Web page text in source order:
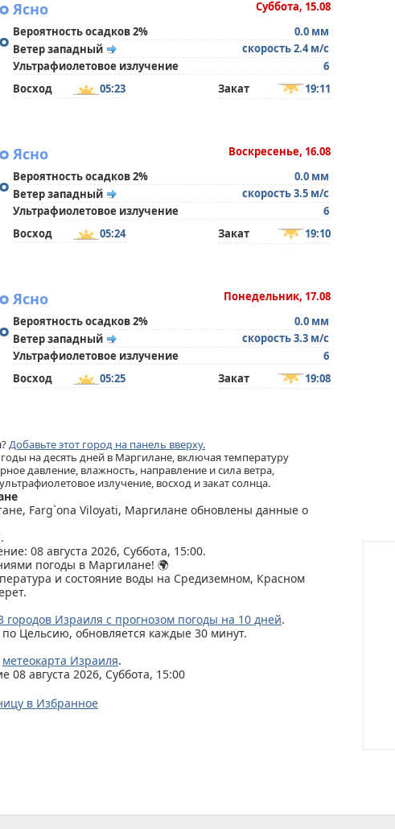
Суббота, 15.08
Ясно
Вероятность осадков 2%
0.0 мм
Ветер западный
скорость 2.4 м/с
Ультрафиолетовое излучение
6
Восход
05:23 Закат 19:11
Воскресенье, 16.08
Ясно
Вероятность осадков 2%
0.0 мм
Ветер западный
скорость 3.5 м/с
Ультрафиолетовое излучение
6
Восход
05:24 Закат 19:10
Понедельник, 17.08
Ясно
Вероятность осадков 2%
0.0 мм
Ветер западный
скорость 3.3 м/с
Ультрафиолетовое излучение
6
Восход
05:25 Закат 19:08
Добавьте этот город на панель вверху.
на десять дней в Маргилане, включая температуру
давление, влажность, направление и сила ветра,
излучение, восход и закат солнца.
Farg`ona Viloyati, Маргилане обновлены данные о
08 августа 2026, Суббота, 15:00.
погоды в Маргилане! 🌍
и состояние воды на Средиземном, Красном
городов Израиля с прогнозом погоды на 10 дней.
по Цельсию, обновляется каждые 30 минут.
метеокарта Израиля.
08 августа 2026, Суббота, 15:00
в Избранное